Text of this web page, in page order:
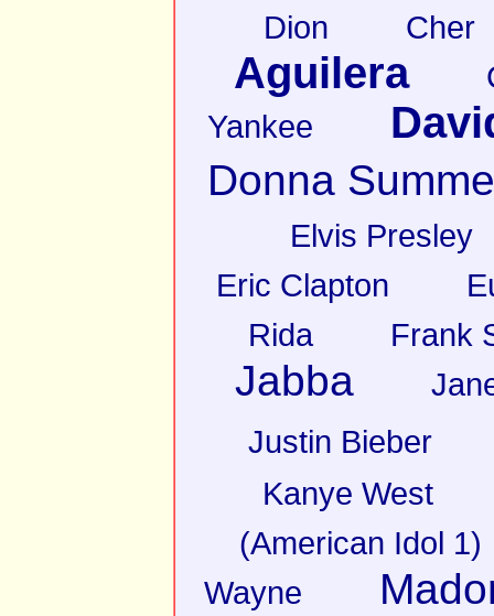
Dion Cher
Aguilera
Yankee
Donna
Elvis Presley
Eric Clapton
Rida
Frank
Jabba
Justin Bieber
Kanye West
(American Idol 1)
Wayne